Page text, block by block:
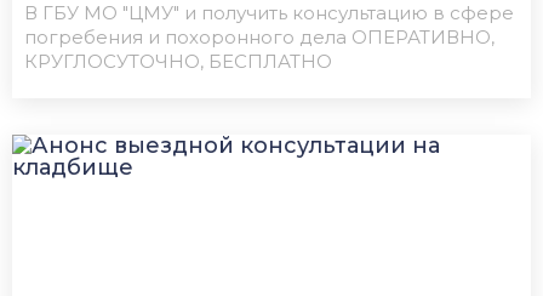
В ГБУ МО "ЦМУ" и получить консультацию в сфере
погребения и похоронного дела ОПЕРАТИВНО,
КРУГЛОСУТОЧНО, БЕСПЛАТНО